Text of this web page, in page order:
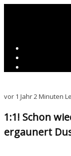
vor 1 Jahr2 Minuten
1:1! Schon
ergaunert